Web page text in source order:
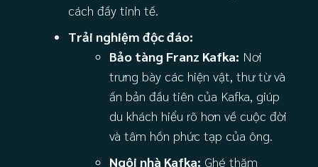
cách đầy tinh tế.
Trải nghiệm độc đáo:
Bảo tàng Franz Kafka: Nơi
trưng bày các hiện vật, thư từ và
ấn bản đầu tiên của Kafka, giúp
du khách hiểu rõ hơn về cuộc đời
và tâm hồn phức tạp của ông.
Ngôi nhà Kafka: Ghé thăm